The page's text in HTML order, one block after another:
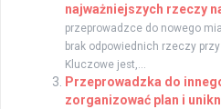
najważniejszych rzeczy
przeprowadzce do nowego
brak odpowiednich rzeczy
Kluczowe jest,...
Przeprowadzka do
zorganizować plan i